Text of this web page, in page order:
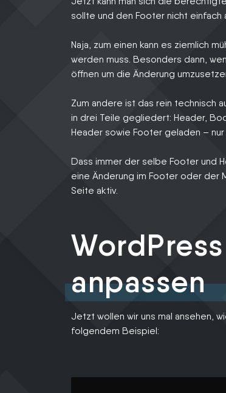
sollte und den Footer nicht
Naja, zum einen kann es ziemlich
werden muss. Besonders dann,
öffnen um die Änderung
Zum andere ist das rein technisch
in drei Teile gegliedert: Header,
Header sowie Footer geladen –
Dass immer der selbe Footer und
eine Änderung im Footer oder der
Seite aktiv.
anpassen
Jetzt wollen wir uns mal ansehen,
folgendem Beispiel: